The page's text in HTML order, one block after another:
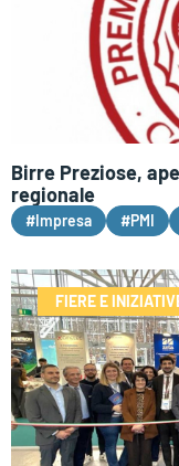
Birre Preziose,
regionale
#Impresa #PMI
FIERE E